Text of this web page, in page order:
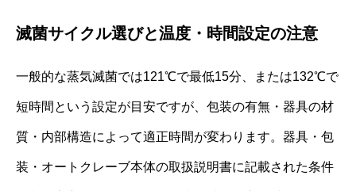
滅菌サイクル選びと温度・時間設定の注意
一般的な蒸気滅菌では121℃で最低15分、または132℃で
短時間という設定が目安ですが、包装の有無・器具の材
質・内部構造によって適正時間が変わります。器具・包
装・オートクレーブ本体の取扱説明書に記載された条件